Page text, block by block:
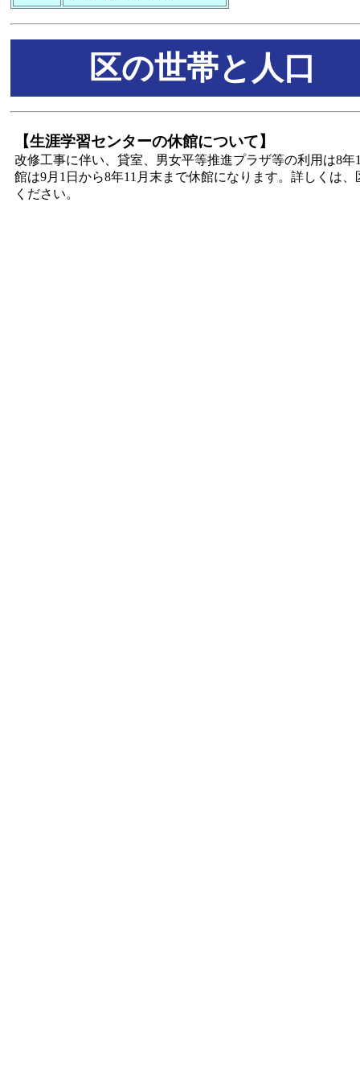
区の世帯と人口
【生涯学習センターの休館について】
改修工事に伴い、貸室、男女平等推進プラザ等の利用は8
館は9月1日から8年11月末まで休館になります。詳しくは
ください。